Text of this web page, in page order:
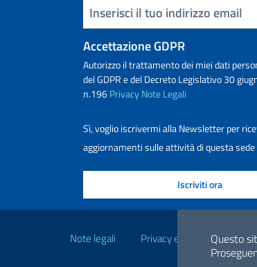
Questo
Inserisci la tua email
Accettazione GDPR
Autorizzo il trattamento dei miei dati
del GDPR e del Decreto Legislativo 30
n.196PrivacyNote Legali
Sì, voglio iscrivermi alla Newsletter per
aggiornamenti sulle attività di questa sede
Note legali Privacy e cookie policy